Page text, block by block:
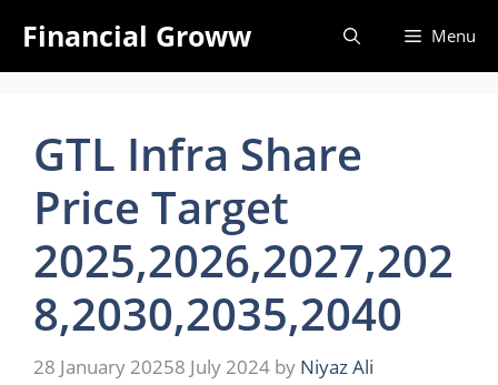
content
Financial Groww Menu
GTL Infra Share
Price Target
2025,2026,2027,202
8,2030,2035,2040
28 January 20258 July 2024 by Niyaz Ali